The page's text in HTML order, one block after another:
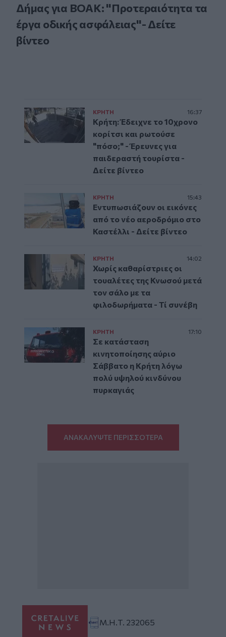
Δήμας για ΒΟΑΚ: "Προτεραιότητα τα
έργα οδικής ασφάλειας"- Δείτε
βίντεο
ΚΡΗΤΗ 16:37
Κρήτη: Έδειχνε το 10χρονο
κορίτσι και ρωτούσε
"πόσο;" - Έρευνες για
παιδεραστή τουρίστα -
Δείτε βίντεο
ΚΡΗΤΗ 15:43
Εντυπωσιάζουν οι εικόνες
από το νέο αεροδρόμιο στο
Καστέλλι - Δείτε βίντεο
ΚΡΗΤΗ 14:02
Χωρίς καθαρίστριες οι
τουαλέτες της Κνωσού μετά
τον σάλο με τα
φιλοδωρήματα - Τί συνέβη
ΚΡΗΤΗ 17:10
Σε κατάσταση
κινητοποίησης αύριο
Σάββατο η Κρήτη λόγω
πολύ υψηλού κινδύνου
πυρκαγιάς
ΑΝΑΚΑΛΥΨΤΕ ΠΕΡΙΣΣΟΤΕΡΑ
Μ.Η.Τ. 232065